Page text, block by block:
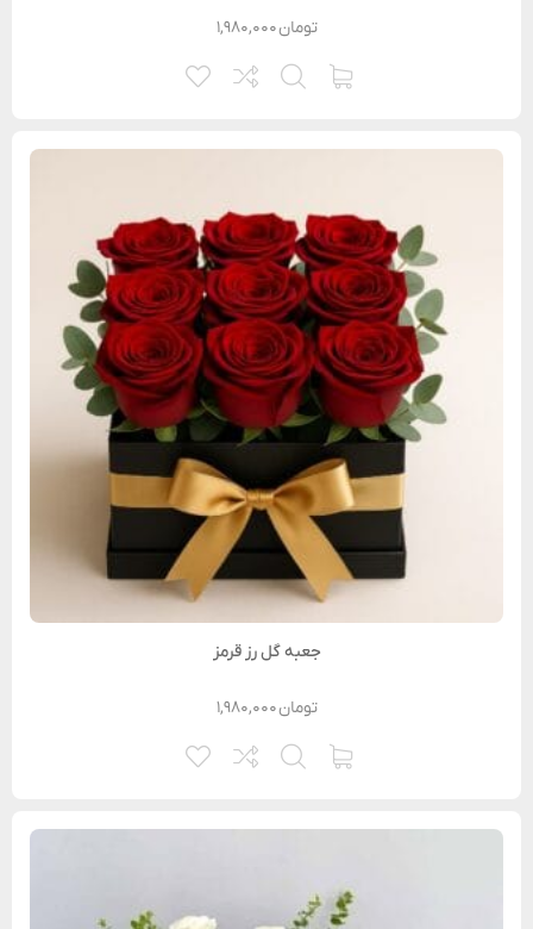
۱,۹۸۰,۰۰۰تومان
جعبه گل رز قرمز
۱,۹۸۰,۰۰۰تومان